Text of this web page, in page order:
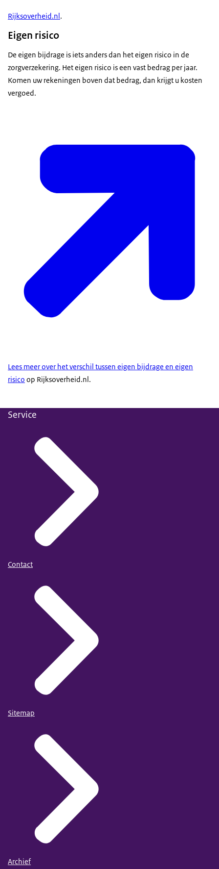
Rijksoverheid.nl .
Eigen risico
De eigen bijdrage is iets anders dan het eigen risico in de
zorgverzekering. Het eigen risico is een vast bedrag per jaar.
Komen uw rekeningen boven dat bedrag, dan krijgt u kosten
vergoed.
Lees meer over het verschil tussen eigen bijdrage en eigen
risico op Rijksoverheid.nl.
Service
Contact
Sitemap
Archief